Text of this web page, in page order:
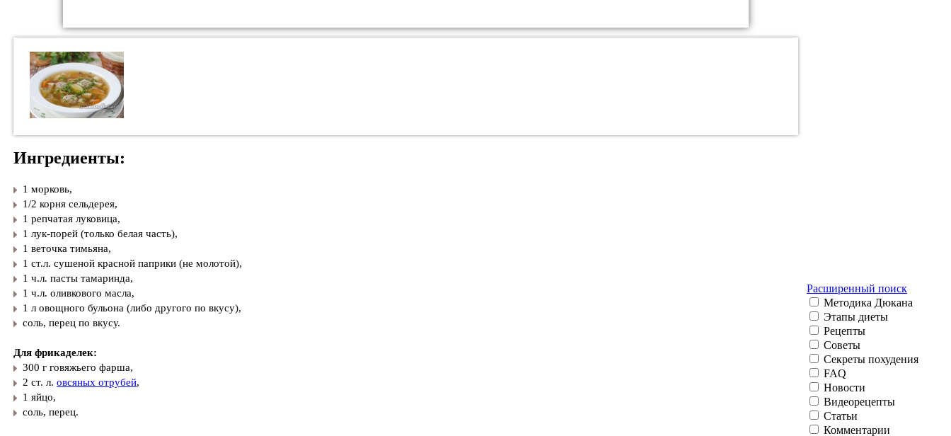
Ингредиенты:
1 морковь,
1/2 корня сельдерея,
1 репчатая луковица,
1 лук-порей (только белая часть),
1 веточка тимьяна,
1 ст.л. сушеной красной паприки (не молотой),
1 ч.л. пасты тамаринда,
1 ч.л. оливкового масла,
1 л овощного бульона (либо другого по вкусу),
соль, перец по вкусу.
Для фрикаделек:
300 г говяжьего фарша,
2 ст. л. овсяных отрубей,
1 яйцо,
соль, перец.
Расширенный поиск
Методика Дюкана
Этапы диеты
Рецепты
Советы
Секреты похудения
FAQ
Новости
Видеорецепты
Статьи
Комментарии